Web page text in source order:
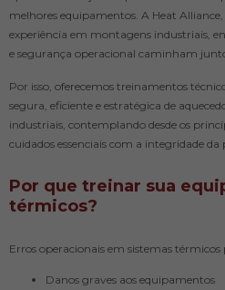
melhores equipamentos. A Heat
experiência em montagens industriais,
e segurança operacional caminham
Por isso, oferecemos treinamentos
segura, eficiente e estratégica de
industriais, contemplando desde os
cuidados essenciais com a integridade da
Por que treinar sua
térmicos?
Erros operacionais em sistemas
Danos graves aos equipamentos